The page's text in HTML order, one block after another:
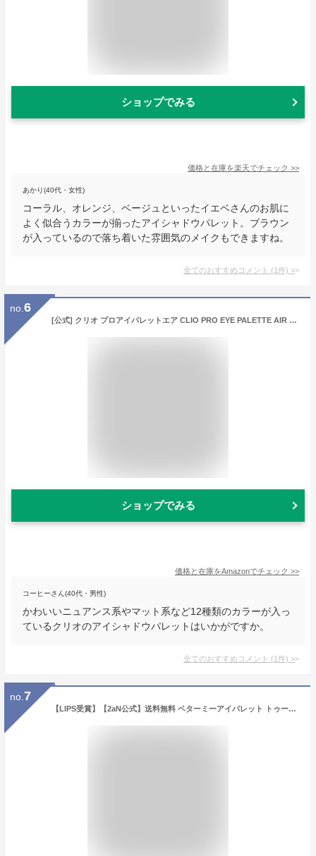
ショップでみる
価格と在庫を楽天でチェック >>
あかり(40代・女性)
コーラル、オレンジ、ベージュといったイエベさんのお肌に
よく似合うカラーが揃ったアイシャドウパレット。ブラウン
が入っているので落ち着いた雰囲気のメイクもできますね。
全てのおすすめコメント (1件) >
no. 6
[公式] クリオ プロアイパレットエア CLIO PRO EYE PALETTE AIR (03 ミュートライブラリー)
ショップでみる
価格と在庫をAmazonでチェック >>
コーヒーさん(40代・男性)
かわいいニュアンス系やマット系など12種類のカラーが入っ
ているクリオのアイシャドウパレットはいかがですか。
全てのおすすめコメント (1件) >
no. 7
【LIPS受賞】【2aN公式】送料無料 ベターミーアイパレット トゥーエーエヌ 韓国コスメ アイシャドウパレット アイシャドウパレット アイパレット 高発色 密着 メイクアップ メイク